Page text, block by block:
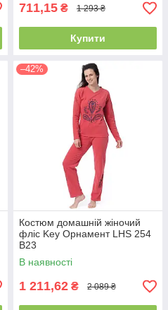
711,15 ₴ 1 293 ₴
Купити
–42%
Костюм домашній жіночий
фліс Key Орнамент LHS 254
B23
В наявності
1 211,62 ₴ 2 089 ₴